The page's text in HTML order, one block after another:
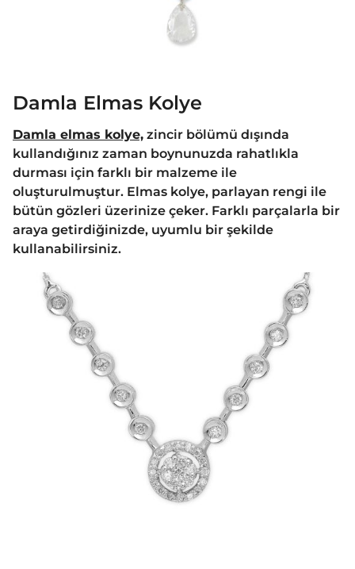
Damla Elmas Kolye
Damla elmas kolye, zincir bölümü dışında
kullandığınız zaman boynunuzda rahatlıkla
durması için farklı bir malzeme ile
oluşturulmuştur. Elmas kolye, parlayan rengi ile
bütün gözleri üzerinize çeker. Farklı parçalarla bir
araya getirdiğinizde, uyumlu bir şekilde
kullanabilirsiniz.